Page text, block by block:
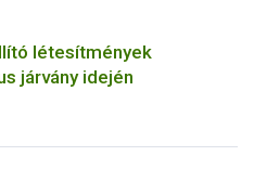
járvány idején